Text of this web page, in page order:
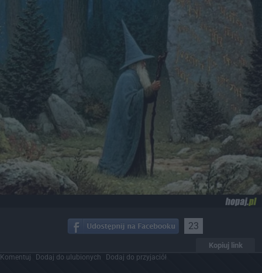
23
Kopiuj link
Komentuj Dodaj do ulubionych Dodaj do przyjaciół